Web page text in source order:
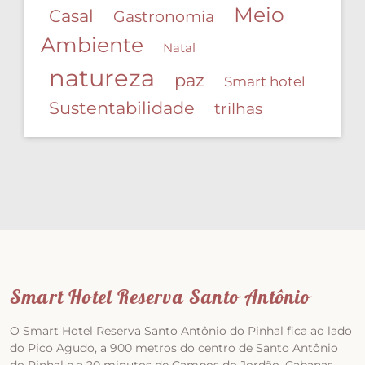
Casal Gastronomia
Meio
Ambiente
Natal
natureza paz Smart hotel
Sustentabilidade trilhas
Smart Hotel Reserva Santo Antônio
O Smart Hotel Reserva Santo Antônio do Pinhal fica ao lado
do Pico Agudo, a 900 metros do centro de Santo Antônio